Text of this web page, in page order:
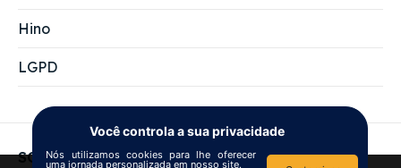
Hino
LGPD
SOBRE NÓS
Você controla a sua privacidade
Nós utilizamos cookies para lhe oferecer
uma jornada personalizada em nosso site.